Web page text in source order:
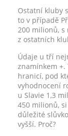
Ostatní kluby
to v případě
200 milionů, s
z ostatních
Údaje u tří
znamínkem +.
hranicí, pod
vyhodnocení
u Slavie 1,3
450 milionů,
důležité
vyšší. Proč?